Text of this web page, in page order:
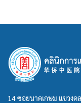
14 ซอยนาคเกษม แขวงค